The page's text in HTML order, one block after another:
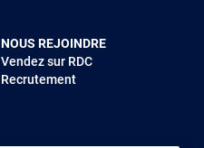
NOUS REJOINDRE
Vendez sur RDC
Recrutement